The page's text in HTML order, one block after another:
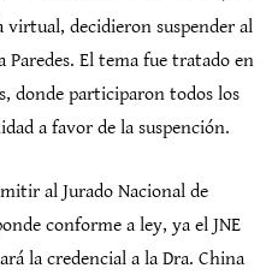
decidieron suspender al
Paredes. El tema fue tratado en
donde participaron todos los
a favor de la suspención.
al Jurado Nacional de
conforme a ley, ya el JNE
la credencial a la Dra. China